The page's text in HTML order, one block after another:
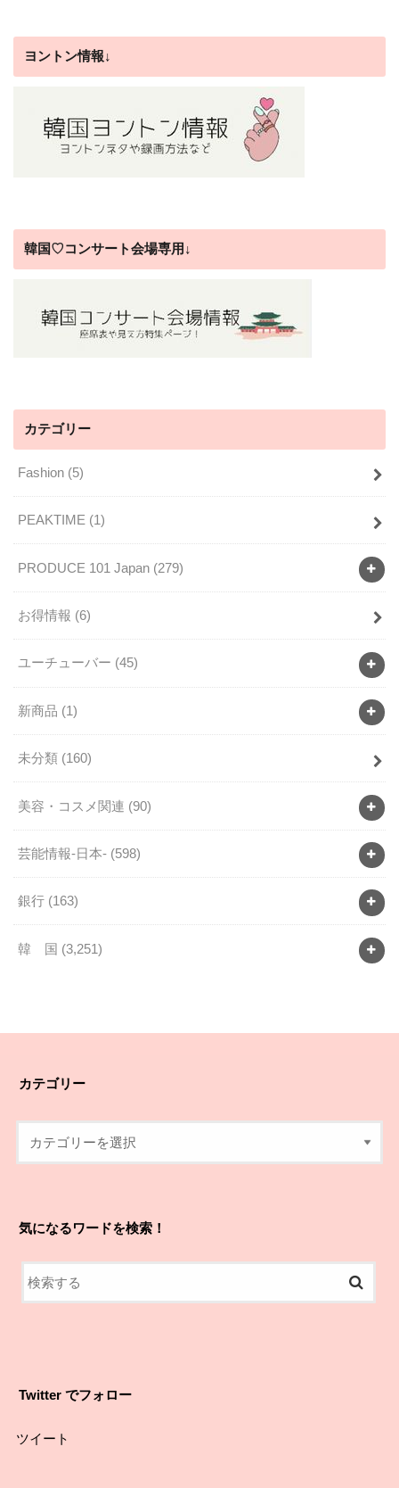
ヨントン情報↓
韓国♡コンサート会場専用↓
カテゴリー
Fashion (5)
PEAKTIME (1)
PRODUCE 101 Japan (279)
お得情報 (6)
ユーチューバー (45)
新商品 (1)
未分類 (160)
美容・コスメ関連 (90)
芸能情報-日本- (598)
銀行 (163)
韓 国 (3,251)
カテゴリー
気になるワードを検索！
Twitter でフォロー
ツイート